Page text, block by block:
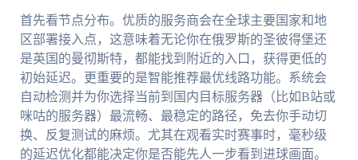
首先看节点分布。优质的服务商会在全球主要国家和地
区部署接入点，这意味着无论你在俄罗斯的圣彼得堡还
是英国的曼彻斯特，都能找到附近的入口，获得更低的
初始延迟。更重要的是智能推荐最优线路功能。系统会
自动检测并为你选择当前到国内目标服务器（比如B站或
咪咕的服务器）最流畅、最稳定的路径，免去你手动切
换、反复测试的麻烦。尤其在观看实时赛事时，毫秒级
的延迟优化都能决定你是否能先人一步看到进球画面。